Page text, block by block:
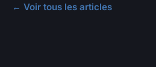
← Voir tous les articles